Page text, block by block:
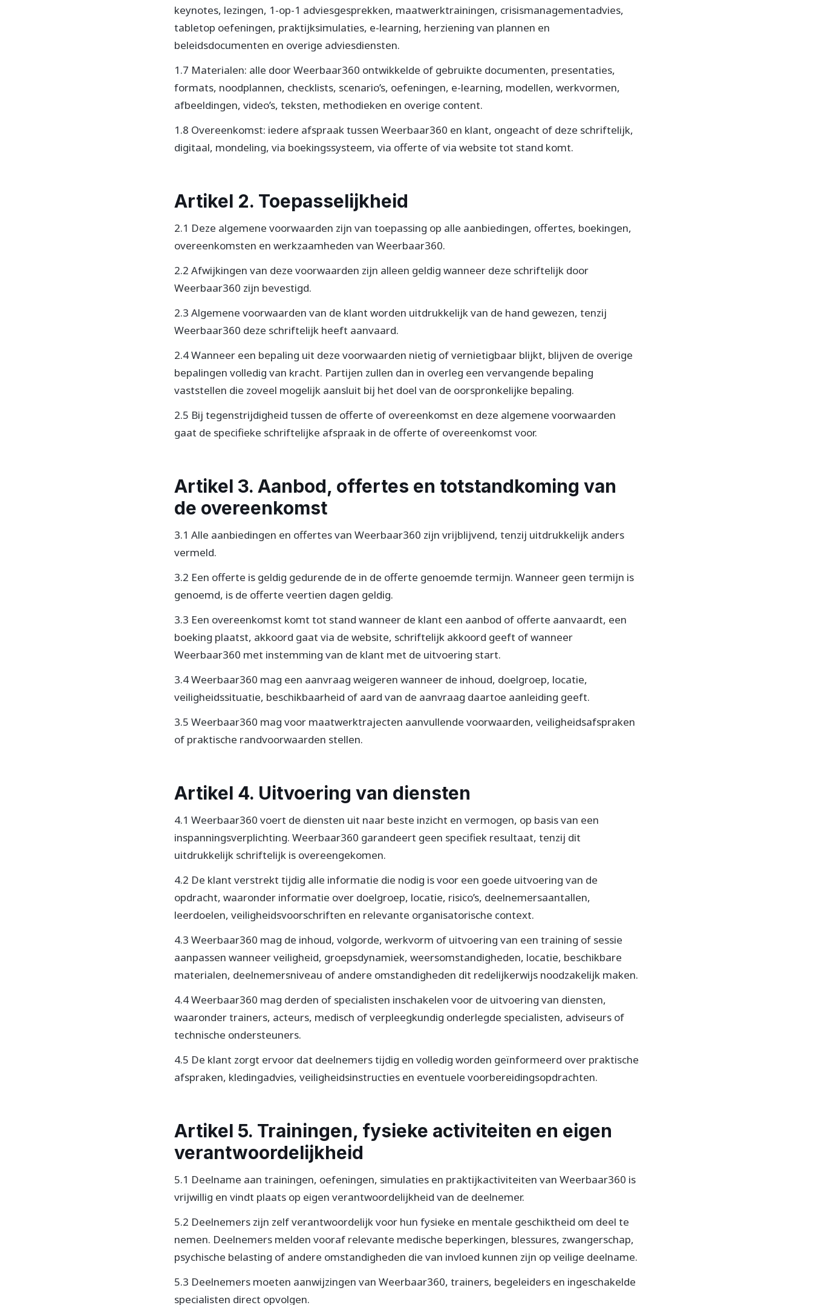
keynotes, lezingen, 1-op-1 adviesgesprekken, maatwerktrainingen, crisismanagementadvies,
tabletop oefeningen, praktijksimulaties, e-learning, herziening van plannen en
beleidsdocumenten en overige adviesdiensten.
1.7 Materialen: alle door Weerbaar360 ontwikkelde of gebruikte documenten, presentaties,
formats, noodplannen, checklists, scenario’s, oefeningen, e-learning, modellen, werkvormen,
afbeeldingen, video’s, teksten, methodieken en overige content.
1.8 Overeenkomst: iedere afspraak tussen Weerbaar360 en klant, ongeacht of deze schriftelijk,
digitaal, mondeling, via boekingssysteem, via offerte of via website tot stand komt.
Artikel 2. Toepasselijkheid
2.1 Deze algemene voorwaarden zijn van toepassing op alle aanbiedingen, offertes, boekingen,
overeenkomsten en werkzaamheden van Weerbaar360.
2.2 Afwijkingen van deze voorwaarden zijn alleen geldig wanneer deze schriftelijk door
Weerbaar360 zijn bevestigd.
2.3 Algemene voorwaarden van de klant worden uitdrukkelijk van de hand gewezen, tenzij
Weerbaar360 deze schriftelijk heeft aanvaard.
2.4 Wanneer een bepaling uit deze voorwaarden nietig of vernietigbaar blijkt, blijven de overige
bepalingen volledig van kracht. Partijen zullen dan in overleg een vervangende bepaling
vaststellen die zoveel mogelijk aansluit bij het doel van de oorspronkelijke bepaling.
2.5 Bij tegenstrijdigheid tussen de offerte of overeenkomst en deze algemene voorwaarden
gaat de specifieke schriftelijke afspraak in de offerte of overeenkomst voor.
Artikel 3. Aanbod, offertes en totstandkoming van
de overeenkomst
3.1 Alle aanbiedingen en offertes van Weerbaar360 zijn vrijblijvend, tenzij uitdrukkelijk anders
vermeld.
3.2 Een offerte is geldig gedurende de in de offerte genoemde termijn. Wanneer geen termijn is
genoemd, is de offerte veertien dagen geldig.
3.3 Een overeenkomst komt tot stand wanneer de klant een aanbod of offerte aanvaardt, een
boeking plaatst, akkoord gaat via de website, schriftelijk akkoord geeft of wanneer
Weerbaar360 met instemming van de klant met de uitvoering start.
3.4 Weerbaar360 mag een aanvraag weigeren wanneer de inhoud, doelgroep, locatie,
veiligheidssituatie, beschikbaarheid of aard van de aanvraag daartoe aanleiding geeft.
3.5 Weerbaar360 mag voor maatwerktrajecten aanvullende voorwaarden, veiligheidsafspraken
of praktische randvoorwaarden stellen.
Artikel 4. Uitvoering van diensten
4.1 Weerbaar360 voert de diensten uit naar beste inzicht en vermogen, op basis van een
inspanningsverplichting. Weerbaar360 garandeert geen specifiek resultaat, tenzij dit
uitdrukkelijk schriftelijk is overeengekomen.
4.2 De klant verstrekt tijdig alle informatie die nodig is voor een goede uitvoering van de
opdracht, waaronder informatie over doelgroep, locatie, risico’s, deelnemersaantallen,
leerdoelen, veiligheidsvoorschriften en relevante organisatorische context.
4.3 Weerbaar360 mag de inhoud, volgorde, werkvorm of uitvoering van een training of sessie
aanpassen wanneer veiligheid, groepsdynamiek, weersomstandigheden, locatie, beschikbare
materialen, deelnemersniveau of andere omstandigheden dit redelijkerwijs noodzakelijk maken.
4.4 Weerbaar360 mag derden of specialisten inschakelen voor de uitvoering van diensten,
waaronder trainers, acteurs, medisch of verpleegkundig onderlegde specialisten, adviseurs of
technische ondersteuners.
4.5 De klant zorgt ervoor dat deelnemers tijdig en volledig worden geïnformeerd over praktische
afspraken, kledingadvies, veiligheidsinstructies en eventuele voorbereidingsopdrachten.
Artikel 5. Trainingen, fysieke activiteiten en eigen
verantwoordelijkheid
5.1 Deelname aan trainingen, oefeningen, simulaties en praktijkactiviteiten van Weerbaar360 is
vrijwillig en vindt plaats op eigen verantwoordelijkheid van de deelnemer.
5.2 Deelnemers zijn zelf verantwoordelijk voor hun fysieke en mentale geschiktheid om deel te
nemen. Deelnemers melden vooraf relevante medische beperkingen, blessures, zwangerschap,
psychische belasting of andere omstandigheden die van invloed kunnen zijn op veilige deelname.
5.3 Deelnemers moeten aanwijzingen van Weerbaar360, trainers, begeleiders en ingeschakelde
specialisten direct opvolgen.